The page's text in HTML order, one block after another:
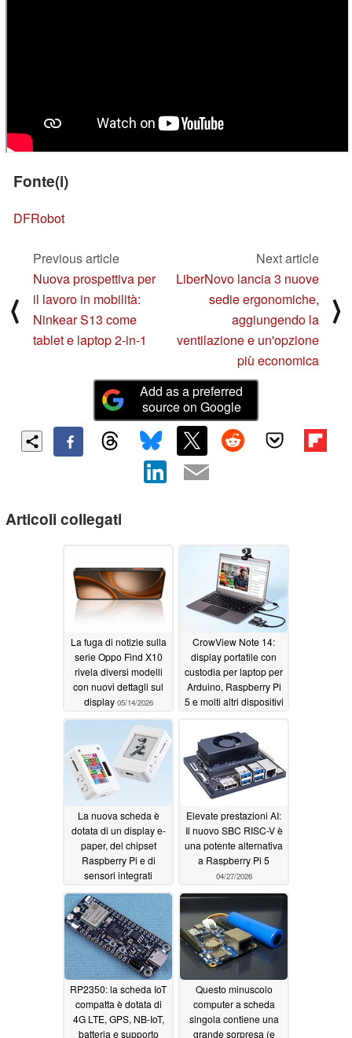
Fonte(i)
DFRobot
⟨
Previous article
Nuova prospettiva per
il lavoro in mobilità:
Ninkear S13 come
tablet e laptop 2-in-1
Next article
LiberNovo lancia 3 nuove
sedie ergonomiche,
aggiungendo la
ventilazione e un'opzione
più economica
⟩
Add as a preferred
source on Google
Articoli collegati
La fuga di notizie sulla
serie Oppo Find X10
rivela diversi modelli
con nuovi dettagli sul
display 05/14/2026
CrowView Note 14:
display portatile con
custodia per laptop per
Arduino, Raspberry Pi
5 e molti altri dispositivi
La nuova scheda è
dotata di un display e-
paper, del chipset
Raspberry Pi e di
sensori integrati
05/06/2026
Elevate prestazioni AI:
Il nuovo SBC RISC-V è
una potente alternativa
a Raspberry Pi 5
04/27/2026
RP2350: la scheda IoT
compatta è dotata di
4G LTE, GPS, NB-IoT,
batteria e supporto
Questo minuscolo
computer a scheda
singola contiene una
grande sorpresa (e